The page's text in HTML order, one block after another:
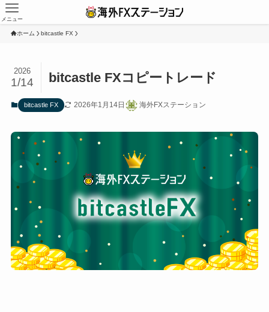
メニュー
ホーム bitcastle FX
bitcastle FXコピートレード
2026
1/14
bitcastle FX 2026年1月14日 海外FXステーション